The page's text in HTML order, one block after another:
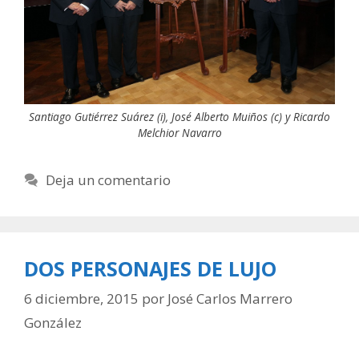
Santiago Gutiérrez Suárez (i), José Alberto Muiños (c) y Ricardo
Melchior Navarro
Deja un comentario
DOS PERSONAJES DE LUJO
6 diciembre, 2015 por José Carlos Marrero
González